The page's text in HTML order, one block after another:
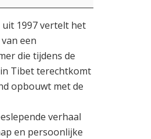
uit 1997 vertelt het
een
die tijdens de
Tibet terechtkomt
opbouwt met de
verhaal
en persoonlijke